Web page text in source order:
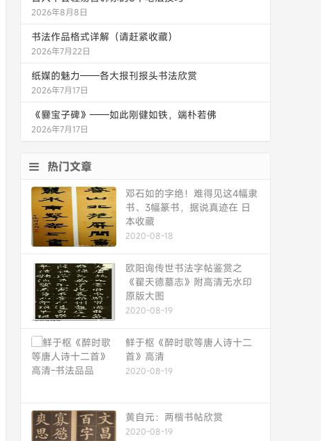
2026年8月8日
书法作品格式详解（请赶紧收藏）
2026年7月22日
纸媒的魅力——各大报刊报头书法欣赏
2026年7月17日
《爨宝子碑》——如此刚健如铁，端朴若佛
2026年7月17日
热门文章
邓石如的字绝！难得见这4幅隶
书、3幅篆书，据说真迹在 日
本收藏
2020-08-18
欧阳询传世书法字帖鉴赏之
《翟天德墓志》附高清无水印
原版大图
2020-08-19
鲜于枢《醉时歌等唐人诗十二
首》高清
2020-08-19
黄自元：两楷书帖欣赏
2020-08-19